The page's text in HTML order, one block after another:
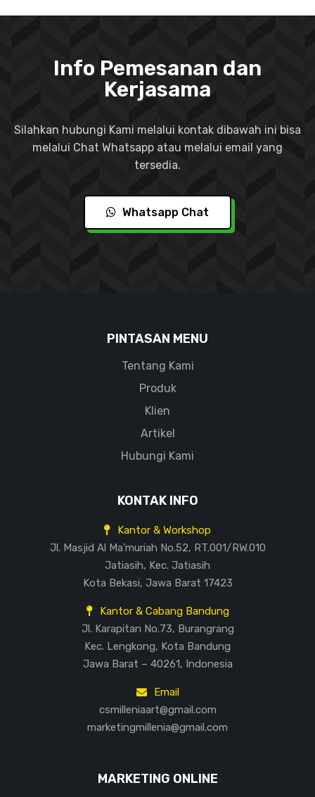
Info Pemesanan dan
Kerjasama
Silahkan hubungi Kami melalui kontak dibawah ini bisa
melalui Chat Whatsapp atau melalui email yang
tersedia.
Whatsapp Chat
PINTASAN MENU
Tentang Kami
Produk
Klien
Artikel
Hubungi Kami
KONTAK INFO
Kantor & Workshop
Jl. Masjid Al Ma’muriah No.52, RT.001/RW.010
Jatiasih, Kec. Jatiasih
Kota Bekasi, Jawa Barat 17423
Kantor & Cabang Bandung
Jl. Karapitan No.73, Burangrang
Kec. Lengkong, Kota Bandung
Jawa Barat – 40261, Indonesia
Email
csmilleniaart@gmail.com
marketingmillenia@gmail.com
MARKETING ONLINE